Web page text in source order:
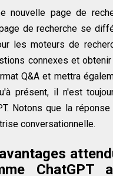
nouvelle page de
de recherche se
les moteurs de
connexes et
Q&A et mettra
présent, il n'est
Notons que la
conversationnelle.